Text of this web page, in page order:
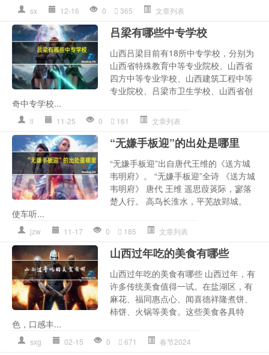
sx 12-16 0 365 文章列表
吕梁有哪些中专学校
山西吕梁目前有18所中专学校，分别为
山西省特殊教育中等专业院校、山西省
四方中等专业学校、山西建筑工程中等
专业院校、吕梁市卫生学校、山西省创
奇中专学校...
ll 11-25 0 161 文章列表
“无嫌手板迎”的出处是哪里
“无嫌手板迎”出自唐代王维的《送方城
韦明府》。 “无嫌手板迎”全诗 《送方城
韦明府》 唐代 王维 遥思葭菼际，寥落
楚人行。 高鸟长淮水，平芜故郢城。
使车听...
jzw 11-17 0 185 文章列表
山西过年吃的美食有哪些
山西过年吃的美食有哪些 山西过年，有
许多传统美食值得一试。在盐湖区，有
麻花、福同惠点心、闻喜德祥隆煮饼、
柿饼、火锅等美食。这些美食各具特
色，口感丰...
sxg 02-15 0 671 春节2024